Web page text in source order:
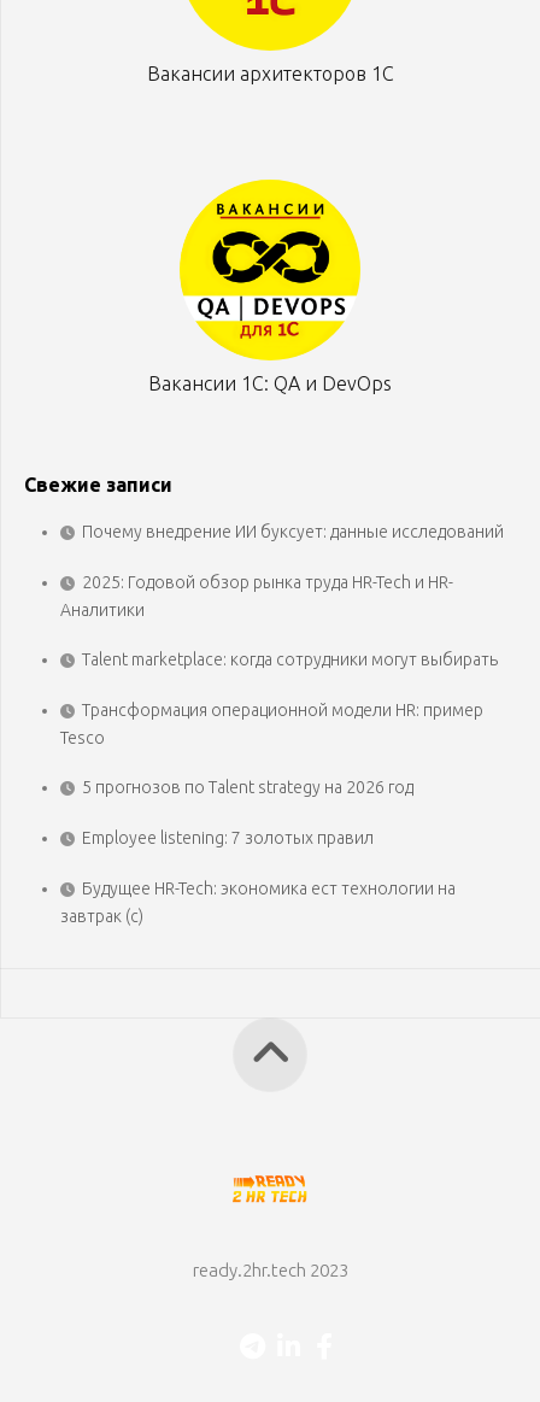
Вакансии архитекторов 1С
Вакансии 1С: QA и DevOps
Свежие записи
Почему внедрение ИИ буксует: данные исследований
2025: Годовой обзор рынка труда HR-Tech и HR-
Аналитики
Talent marketplace: когда сотрудники могут выбирать
Трансформация операционной модели HR: пример
Tesco
5 прогнозов по Talent strategy на 2026 год
Employee listening: 7 золотых правил
Будущее HR-Tech: экономика ест технологии на
завтрак (с)
ready.2hr.tech 2023